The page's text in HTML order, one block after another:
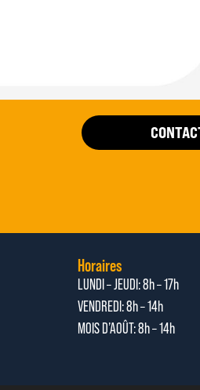
Horaires
LUNDI – JEUDI: 8h – 17h
VENDREDI: 8h – 14h
MOIS D’AOÛT: 8h – 14h